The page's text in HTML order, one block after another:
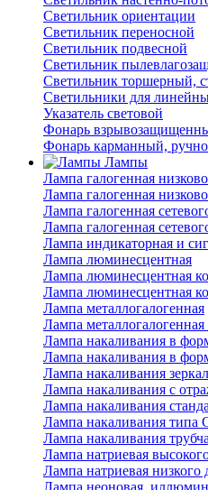
Светильник ориентации
Светильник переносной
Светильник подвесной
Светильник
Светильник торшерный,
Светильники для
Указатель световой
Фонарь
Фонарь карманный,
Лампы
Лампа галогенная
Лампа галогенная
Лампа галогенная
Лампа галогенная
Лампа индикаторная и
Лампа люминесцентная
Лампа люминесцентная
Лампа люминесцентная
Лампа металлогалогенная
Лампа
Лампа накаливания в
Лампа накаливания в
Лампа накаливания
Лампа накаливания с
Лампа накаливания
Лампа накаливания типа
Лампа накаливания
Лампа натриевая
Лампа натриевая низкого
Лампа неоновая,